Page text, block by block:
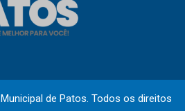
de Patos. Todos os direitos